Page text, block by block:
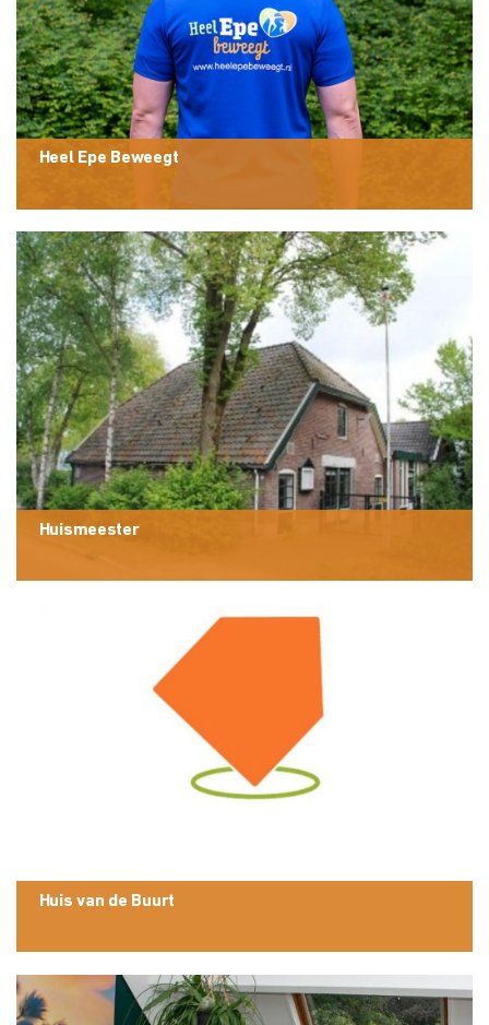
Heel Epe Beweegt
Huismeester
Huis van de Buurt